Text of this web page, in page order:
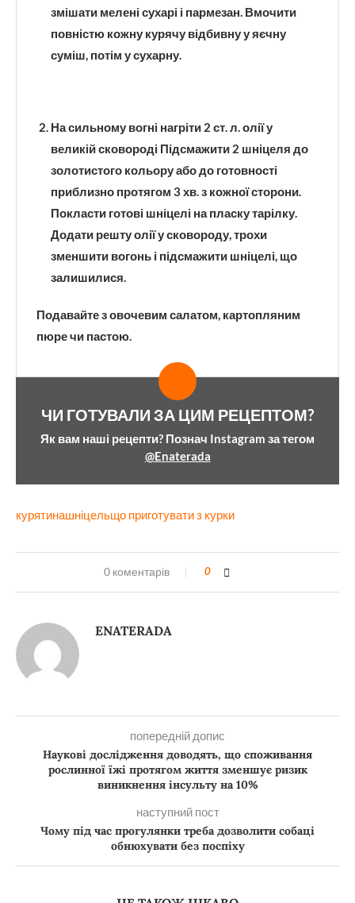
змішати мелені сухарі і пармезан. Вмочити
повністю кожну курячу відбивну у яєчну
суміш, потім у сухарну.
На сильному вогні нагріти 2 ст. л. олії у
великій сковороді Підсмажити 2 шніцеля до
золотистого кольору або до готовності
приблизно протягом 3 хв. з кожної сторони.
Покласти готові шніцелі на пласку тарілку.
Додати решту олії у сковороду, трохи
зменшити вогонь і підсмажити шніцелі, що
залишилися.
Подавайте з овочевим салатом, картопляним
пюре чи пастою.
ЧИ ГОТУВАЛИ ЗА ЦИМ РЕЦЕПТОМ?
Як вам наші рецепти? Познач Instagram за тегом
@Enaterada
курятинашніцельщо приготувати з курки
0 коментарів 0
ENATERADA
попередній допис
Наукові дослідження доводять, що споживання
рослинної їжі протягом життя зменшує ризик
виникнення інсульту на 10%
наступний пост
Чому під час прогулянки треба дозволити собаці
обнюхувати без поспіху